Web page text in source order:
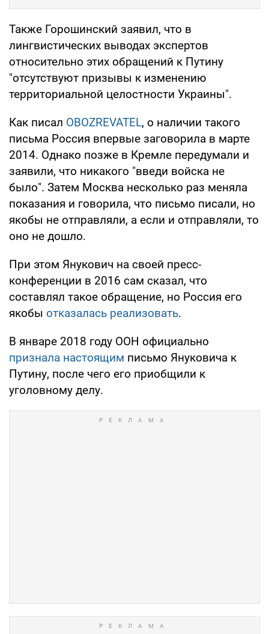
Также Горошинский заявил, что в
лингвистических выводах экспертов
относительно этих обращений к Путину
"отсутствуют призывы к изменению
территориальной целостности Украины".
Как писал OBOZREVATEL, о наличии такого
письма Россия впервые заговорила в марте
2014. Однако позже в Кремле передумали и
заявили, что никакого "введи войска не
было". Затем Москва несколько раз меняла
показания и говорила, что письмо писали, но
якобы не отправляли, а если и отправляли, то
оно не дошло.
При этом Янукович на своей пресс-
конференции в 2016 сам сказал, что
составлял такое обращение, но Россия его
якобы отказалась реализовать.
В январе 2018 году ООН официально
признала настоящим письмо Януковича к
Путину, после чего его приобщили к
уголовному делу.